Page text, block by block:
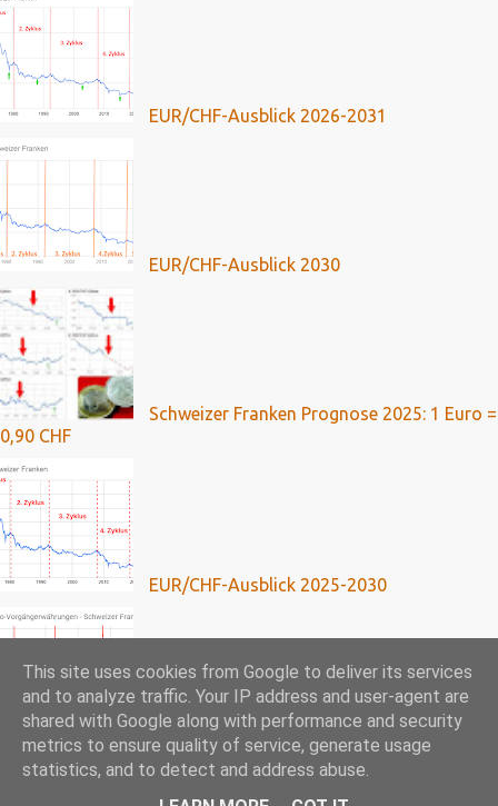
EUR/CHF-Ausblick 2026-2031
EUR/CHF-Ausblick 2030
Schweizer Franken Prognose 2025: 1 Euro =
0,90 CHF
EUR/CHF-Ausblick 2025-2030
Franken-Kredite: Umfassende Analyse mit
Ausblick bis 2024
This site uses cookies from Google to deliver its services
and to analyze traffic. Your IP address and user-agent are
shared with Google along with performance and security
metrics to ensure quality of service, generate usage
statistics, and to detect and address abuse.